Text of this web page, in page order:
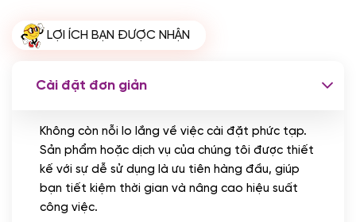
(+200.000 VND)
CÀI ĐẶT PLUGINS
Cài đặt plugin theo yêu cầu
(+100.000 VND)
Cài plugin xử lý thanh toán tự động qua
LỢI ÍCH BẠN ĐƯỢC NHẬN
Cài đặt đơn giản
Không còn nỗi lo lắng về việc cài đặt phức tạp.
Sản phẩm hoặc dịch vụ của chúng tôi được thiết
kế với sự dễ sử dụng là ưu tiên hàng đầu, giúp
bạn tiết kiệm thời gian và nâng cao hiệu suất
công việc.